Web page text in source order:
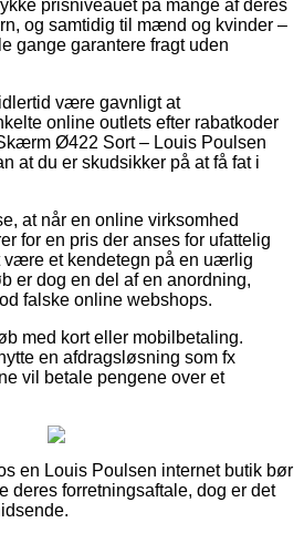
prisniveauet på mange af deres
og samtidig til mænd og kvinder –
gange garantere fragt uden
være gavnligt at
online outlets efter rabatkoder
Ø422 Sort – Louis Poulsen
at du er skudsikker på at få fat i
at når en online virksomhed
for en pris der anses for ufattelig
være et kendetegn på en uærlig
er dog en del af en anordning,
falske online webshops.
med kort eller mobilbetaling.
en afdragsløsning som fx
vil betale pengene over et
en Louis Poulsen internet butik bør
deres forretningsaftale, dog er det